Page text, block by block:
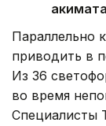
Параллельно
приводить в
Из 36
во время
Специалисты